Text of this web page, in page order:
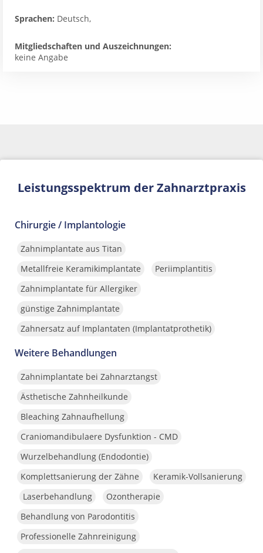
Sprachen: Deutsch,
Mitgliedschaften und Auszeichnungen:
keine Angabe
Leistungsspektrum der Zahnarztpraxis
Chirurgie / Implantologie
Zahnimplantate aus Titan
Metallfreie Keramikimplantate
Periimplantitis
Zahnimplantate für Allergiker
günstige Zahnimplantate
Zahnersatz auf Implantaten (Implantatprothetik)
Weitere Behandlungen
Zahnimplantate bei Zahnarztangst
Ästhetische Zahnheilkunde
Bleaching Zahnaufhellung
Craniomandibulaere Dysfunktion - CMD
Wurzelbehandlung (Endodontie)
Komplettsanierung der Zähne
Keramik-Vollsanierung
Laserbehandlung
Ozontherapie
Behandlung von Parodontitis
Professionelle Zahnreinigung